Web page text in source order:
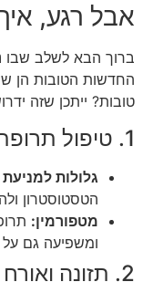
אבל רגע,
ברוך הבא לשלב שבו
החדשות הטובות הן
טובות? ייתכן שזה
1. טיפול תרופתי
גלולות למניעת
הטסטוסטרון
מטפורמין:
ומשפיעה גם על
2. תזונה ואורח חיים